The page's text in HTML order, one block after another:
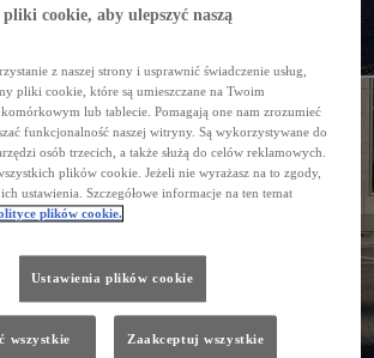
cookie, aby ulepszyć naszą
z naszej strony i usprawnić świadczenie usług,
pliki cookie, które są umieszczane na Twoim
lub tablecie. Pomagają one nam zrozumieć
funkcjonalność naszej witryny. Są wykorzystywane do
osób trzecich, a także służą do celów reklamowych.
plików cookie. Jeżeli nie wyrażasz na to zgody,
ustawienia. Szczegółowe informacje na ten temat
plików cookie.
Ustawienia plików cookie
wszystkie Zaakceptuj wszystkie